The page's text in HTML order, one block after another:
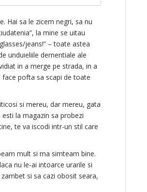
Hai sa le zicem negri, sa nu
la mine se uitau
jeans!” – toate astea
unduieliile dementiale ale
in a merge pe strada, in a
pofta sa scapi de toate
si mereu, dar mereu, gata
la magazin sa probezi
te va iscodi intr-un stil care
mult si ma simteam bine.
nu le-ai intoarce urarile si
si sa cazi obosit seara,